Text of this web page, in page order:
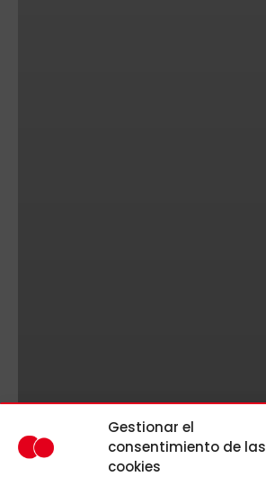
Gestionar el
consentimiento de las
cookies